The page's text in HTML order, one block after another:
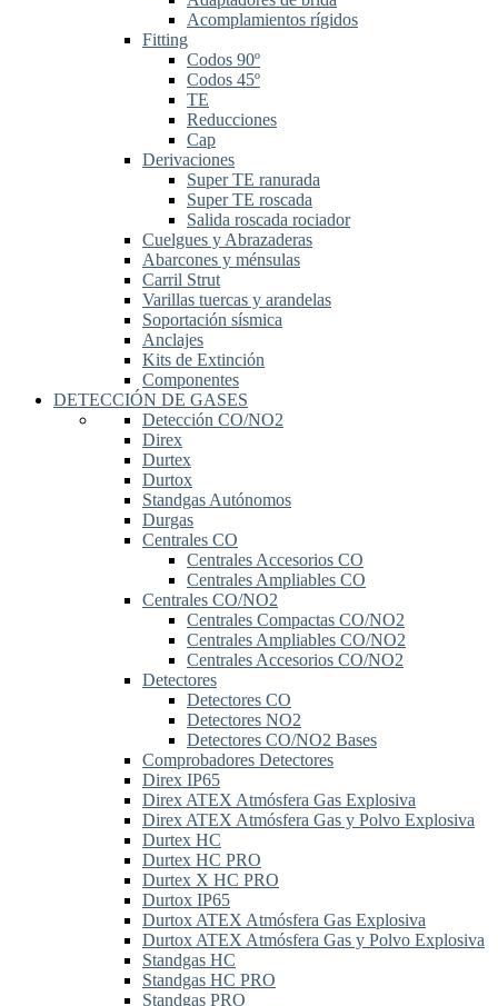
Acomplamientos rígidos
Fitting
Codos 90º
Codos 45º
TE
Reducciones
Cap
Derivaciones
Super TE ranurada
Super TE roscada
Salida roscada rociador
Cuelgues y Abrazaderas
Abarcones y ménsulas
Carril Strut
Varillas tuercas y arandelas
Soportación sísmica
Anclajes
Kits de Extinción
Componentes
DETECCIÓN DE GASES
Detección CO/NO2
Direx
Durtex
Durtox
Standgas Autónomos
Durgas
Centrales CO
Centrales Accesorios CO
Centrales Ampliables CO
Centrales CO/NO2
Centrales Compactas CO/NO2
Centrales Ampliables CO/NO2
Centrales Accesorios CO/NO2
Detectores
Detectores CO
Detectores NO2
Detectores CO/NO2 Bases
Comprobadores Detectores
Direx IP65
Direx ATEX Atmósfera Gas Explosiva
Direx ATEX Atmósfera Gas y Polvo Explosiva
Durtex HC
Durtex HC PRO
Durtex X HC PRO
Durtox IP65
Durtox ATEX Atmósfera Gas Explosiva
Durtox ATEX Atmósfera Gas y Polvo Explosiva
Standgas HC
Standgas HC PRO
Standgas PRO